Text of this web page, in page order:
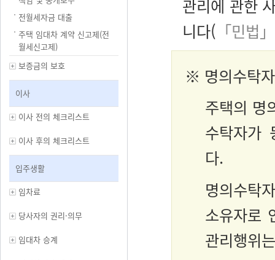
전월세자금 대출
주택 임대차 계약 신고제(전
월세신고제)
보증금의 보호
이사
이사 전의 체크리스트
이사 후의 체크리스트
입주생활
임차료
당사자의 권리·의무
임대차 승계
관리에 관한
니다( 「민법
※ 명의수탁자
주택의 명
수탁자가
다.
명의수탁
소유자로
관리행위